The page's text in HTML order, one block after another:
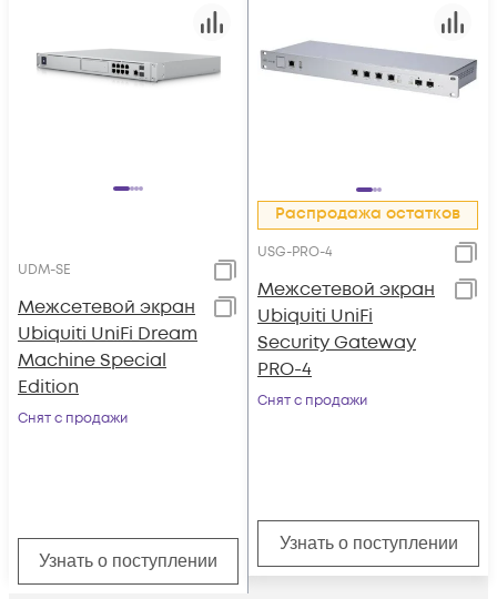
UDM-SE
Межсетевой экран
Ubiquiti UniFi Dream
Machine Special
Edition
Снят с продажи
Узнать о поступлении
Распродажа остатков
USG-PRO-4
Межсетевой экран
Ubiquiti UniFi
Security Gateway
PRO-4
Снят с продажи
Узнать о поступлении